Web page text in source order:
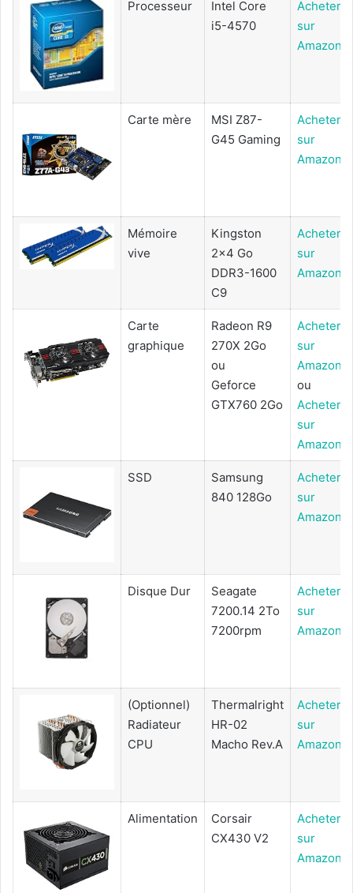
Processeur
Intel Core
i5-4570
Acheter
sur
Amazon
Carte mère
MSI Z87-
G45 Gaming
Acheter
sur
Amazon
Mémoire
vive
Kingston
2x4 Go
DDR3-1600
C9
Acheter
sur
Amazon
Carte
graphique
Radeon R9
270X 2Go
ou
Geforce
GTX760 2Go
Acheter
sur
Amazon
ou
Acheter
sur
Amazon
SSD
Samsung
840 128Go
Acheter
sur
Amazon
Disque Dur
Seagate
7200.14 2To
7200rpm
Acheter
sur
Amazon
(Optionnel)
Radiateur
CPU
Thermalright
HR-02
Macho Rev.A
Acheter
sur
Amazon
Alimentation
Corsair
CX430 V2
Acheter
sur
Amazon